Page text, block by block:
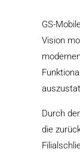
GS-
Vision
Durch
die